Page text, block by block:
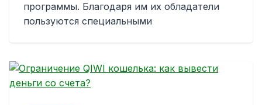
программы. Благодаря им их обладатели
пользуются специальными